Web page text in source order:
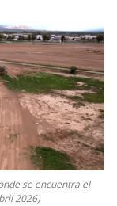
se encuentra el
2026)